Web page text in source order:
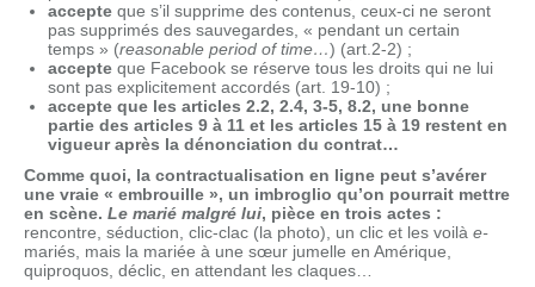
accepte que s’il supprime des contenus, ceux-ci ne seront
pas supprimés des sauvegardes, « pendant un certain
temps » (reasonable period of time…) (art.2-2) ;
accepte que Facebook se réserve tous les droits qui ne lui
sont pas explicitement accordés (art. 19-10) ;
accepte que les articles 2.2, 2.4, 3-5, 8.2, une bonne
partie des articles 9 à 11 et les articles 15 à 19 restent en
vigueur après la dénonciation du contrat…
Comme quoi, la contractualisation en ligne peut s’avérer
une vraie « embrouille », un imbroglio qu’on pourrait mettre
en scène. Le marié malgré lui, pièce en trois actes :
rencontre, séduction, clic-clac (la photo), un clic et les voilà e-
mariés, mais la mariée à une sœur jumelle en Amérique,
quiproquos, déclic, en attendant les claques…